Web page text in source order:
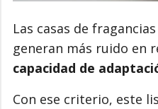
Las casas de
generan más ruido en
capacidad de
Con ese criterio, este